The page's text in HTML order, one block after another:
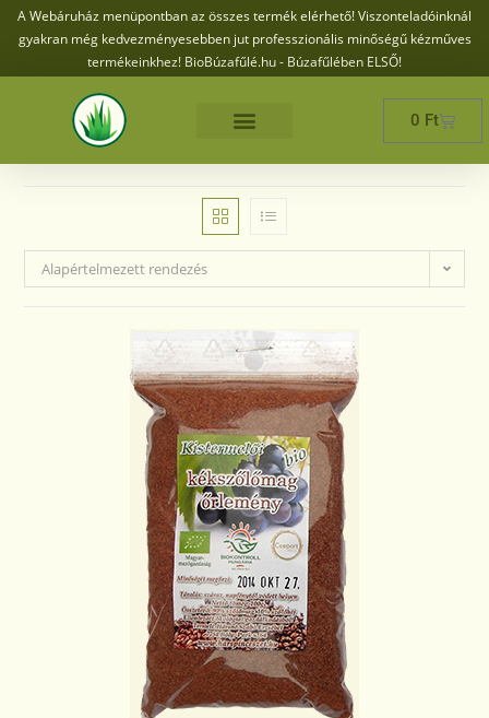
A Webáruház menüpontban az összes termék elérhető! Viszonteladóinknál
gyakran még kedvezményesebben jut professzionális minőségű kézműves
termékeinkhez! BioBúzafűlé.hu - Búzafűlében ELSŐ!
0 Ft
Alapértelmezett rendezés